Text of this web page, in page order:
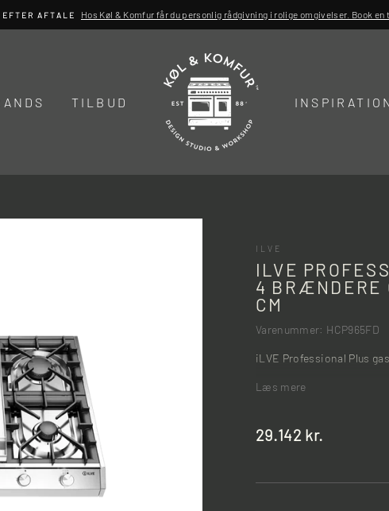
EFTER AFTALE Hos Køl & Komfur får du personlig rådgivning i rolige omgivelser. Book
TILBUD
ILVE
ILVE
4 BRÆNDERE
CM
Varenummer: HCP965FD
iLVE Professional Plus
Læs mere
Normalpris
29.142 kr.